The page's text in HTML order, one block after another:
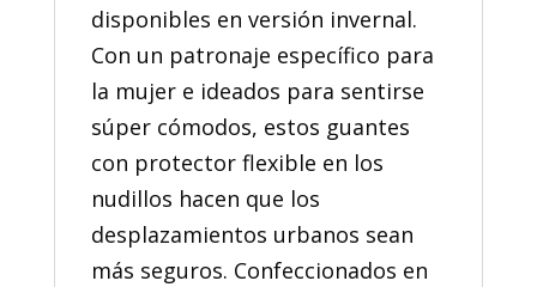
disponibles en versión invernal.
Con un patronaje específico para
la mujer e ideados para sentirse
súper cómodos, estos guantes
con protector flexible en los
nudillos hacen que los
desplazamientos urbanos sean
más seguros. Confeccionados en